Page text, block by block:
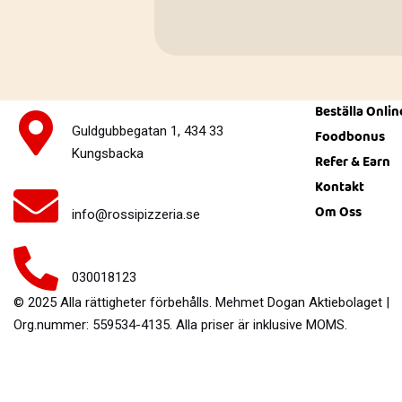
Guldgubbegatan 1, 434 33
Kungsbacka
info@rossipizzeria.se
030018123
Beställa
Foodbonus
Refer & Earn
Kontakt
Om Oss
© 2025 Alla rättigheter förbehålls. Mehmet Dogan Aktiebolaget |
Org.nummer: 559534-4135. Alla priser är inklusive MOMS.